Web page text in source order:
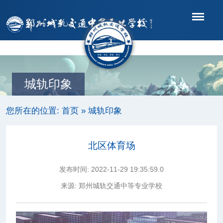
城轨印象
您所在的位置: 首页» 城轨印象
北区体育场
发布时间: 2022-11-29 19:35:59.0
来源: 郑州城轨交通中等专业学校